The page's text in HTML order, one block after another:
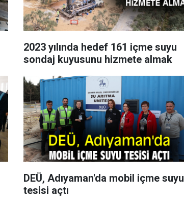
2023 yılında hedef 161 içme suyu
sondaj kuyusunu hizmete almak
DEÜ, Adıyaman'da mobil içme suyu
tesisi açtı